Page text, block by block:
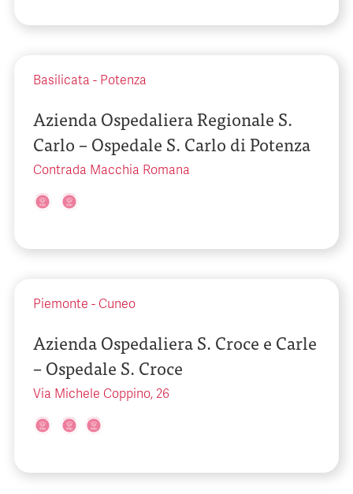
Basilicata - Potenza
Azienda Ospedaliera Regionale S.
Carlo – Ospedale S. Carlo di Potenza
Contrada Macchia Romana
Piemonte - Cuneo
Azienda Ospedaliera S. Croce e Carle
– Ospedale S. Croce
Via Michele Coppino, 26